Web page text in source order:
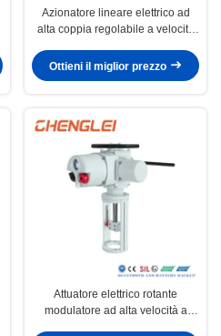
Azionatore lineare elettrico ad
alta coppia regolabile a velocità
industriale
Ottieni il miglior prezzo
Attuatore elettrico rotante
modulatore ad alta velocità a